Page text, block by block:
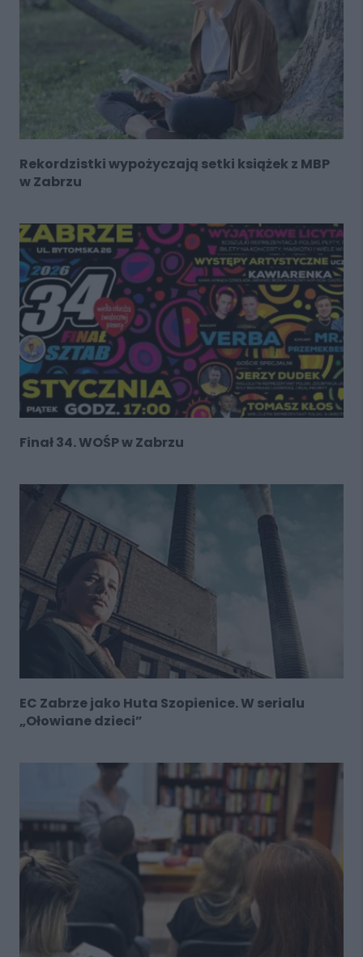
Rekordzistki wypożyczają setki książek z MBP
w Zabrzu
Finał 34. WOŚP w Zabrzu
EC Zabrze jako Huta Szopienice. W serialu
„Ołowiane dzieci”